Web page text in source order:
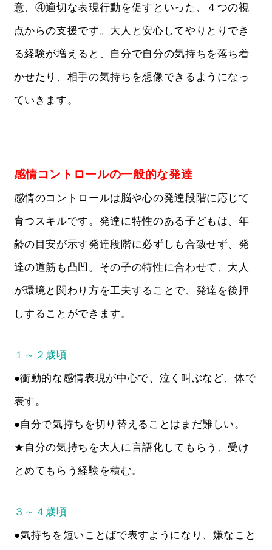
意、④適切な表現行動を促すといった、４つの視
点からの支援です。大人と安心してやりとりでき
る経験が増えると、自分で自分の気持ちを落ち着
かせたり、相手の気持ちを想像できるようになっ
ていきます。
感情コントロールの一般的な発達
感情のコントロールは脳や心の発達段階に応じて
育つスキルです。発達に特性のある子どもは、年
齢の目安が示す発達段階に必ずしも合致せず、発
達の道筋も凸凹。その子の特性に合わせて、大人
が環境と関わり方を工夫することで、発達を後押
しすることができます。
１～２歳頃
●衝動的な感情表現が中心で、泣く叫ぶなど、体で
表す。
●自分で気持ちを切り替えることはまだ難しい。
★自分の気持ちを大人に言語化してもらう、受け
とめてもらう経験を積む。
３～４歳頃
●気持ちを短いことばで表すようになり、嫌なこと